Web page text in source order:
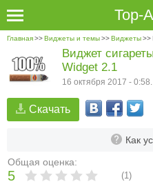
Top-
Главная>>Виджеты и темы>>Виджеты>>
Скачать
Как
Общая оценка:
5 (1)
Виджет
Widget 2.1
16 октября 2017 -